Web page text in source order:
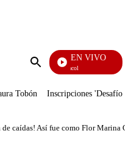
Enviar
EN VIVO
Noticias Caracol
Tobón Inscripciones 'Desafío'
de caídas! Así fue como Flor Marina